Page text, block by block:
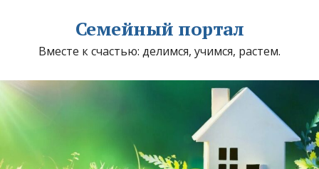
Семейный портал
Вместе к счастью: делимся, учимся, растем.